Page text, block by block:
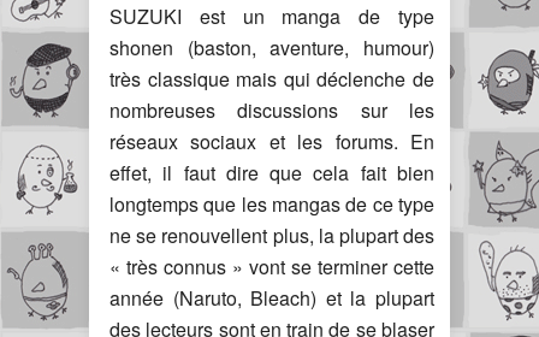
SUZUKI est un manga de type
shonen (baston, aventure, humour)
très classique mais qui déclenche de
nombreuses discussions sur les
réseaux sociaux et les forums. En
effet, il faut dire que cela fait bien
longtemps que les mangas de ce type
ne se renouvellent plus, la plupart des
« très connus » vont se terminer cette
année (Naruto, Bleach) et la plupart
des lecteurs sont en train de se blaser